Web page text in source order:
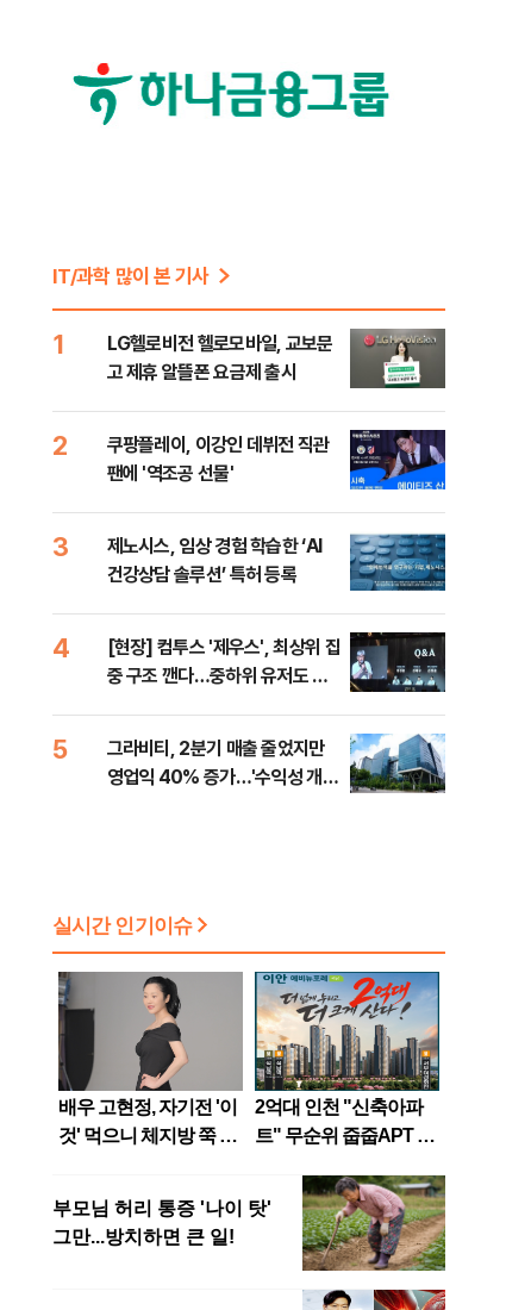
IT/과학 많이 본 기사
1
LG헬로비전 헬로모바일, 교보문
고 제휴 알뜰폰 요금제 출시
2
쿠팡플레이, 이강인 데뷔전 직관
팬에 '역조공 선물'
3
제노시스, 임상 경험 학습한 ‘AI
건강상담 솔루션’ 특허 등록
4
[현장] 컴투스 '제우스', 최상위 집
중 구조 깬다…중하위 유저도 품
5
그라비티, 2분기 매출 줄었지만
영업익 40% 증가…'수익성 개